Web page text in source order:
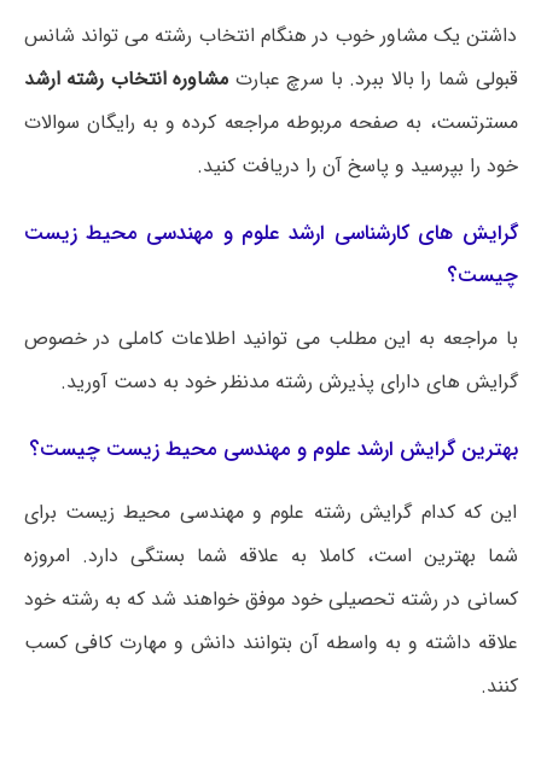
داشتن یک مشاور خوب در هنگام انتخاب رشته می تواند شانس
قبولی شما را بالا ببرد. با سرچ عبارت مشاوره انتخاب رشته ارشد
مسترتست، به صفحه مربوطه مراجعه کرده و به رایگان سوالات
خود را بپرسید و پاسخ آن را دریافت کنید.
گرایش های کارشناسی ارشد علوم و مهندسی محیط زیست
چیست؟
با مراجعه به این مطلب می‌ توانید اطلاعات کاملی در خصوص
گرایش های دارای پذیرش رشته مدنظر خود به دست آورید.
بهترین گرایش ارشد علوم و مهندسی محیط زیست چیست؟
این که کدام گرایش رشته علوم و مهندسی محیط زیست برای
شما بهترین است، کاملا به علاقه شما بستگی دارد. امروزه
کسانی در رشته تحصیلی خود موفق خواهند شد که به رشته خود
علاقه داشته و به واسطه آن بتوانند دانش و مهارت کافی کسب
کنند.